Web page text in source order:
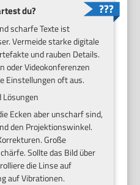
du?
scharfe Texte ist
Vermeide starke digitale
und rauben Details.
oder Videokonferenzen
Einstellungen oft aus.
Ecken aber unscharf sind,
den Projektionswinkel.
Große
Sollte das Bild über
die Linse auf
auf Vibrationen.